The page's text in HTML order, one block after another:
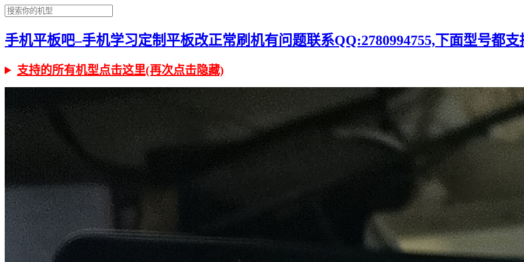
手机平板吧–手机学习定制平板改正常刷机有问题联系QQ:2780994755,下面型号都支
支持的所有机型点击这里(再次点击隐藏)